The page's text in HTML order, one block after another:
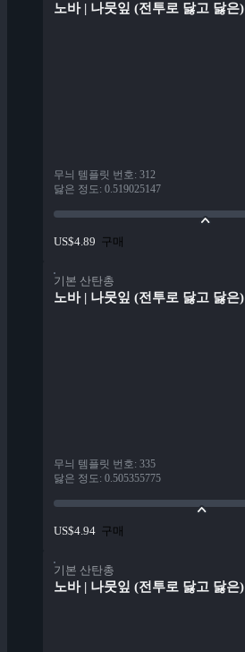
노바 | 나뭇잎 (전투로 닳고 닳은)
무늬 템플릿 번호: 312
닳은 정도: 0.519025147
US$4.89 구매
기본 산탄총
노바 | 나뭇잎 (전투로 닳고 닳은)
무늬 템플릿 번호: 335
닳은 정도: 0.505355775
US$4.94 구매
기본 산탄총
노바 | 나뭇잎 (전투로 닳고 닳은)